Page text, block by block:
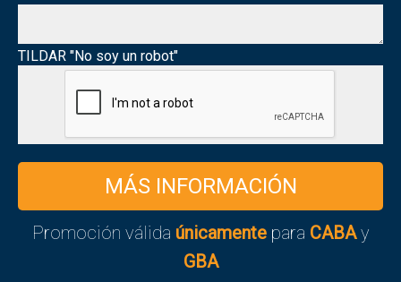
TILDAR "No soy un robot"
Promoción válida únicamentepara CABAy
GBA